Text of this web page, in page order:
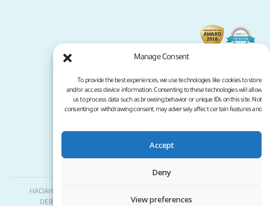
Manage Consent
To provide the best experiences, we use technologies like cookies to store
and/or access device information. Consenting to these technologies will allow
us to process data such as browsing behavior or unique IDs on this site. Not
consenting or withdrawing consent, may adversely affect certain features and
Accept
Deny
View preferences
سياسة الخصوصية
جميع الحقوق محفوظة لموقع كلينيكانا لعام 2026
Clinicana لزراعة الشعر والجراحات التجميلية | HACIAHMET MAH. KURTULUS
DERESI CAD. NO: 15 -21 IC KAPI NO: 94 BEYOGLU/ ISTANBUL |